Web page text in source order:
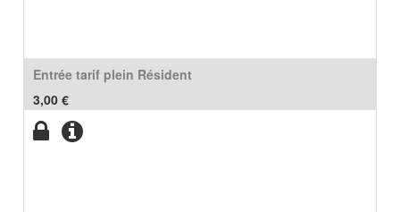
Entrée tarif plein Résident
3,00 €